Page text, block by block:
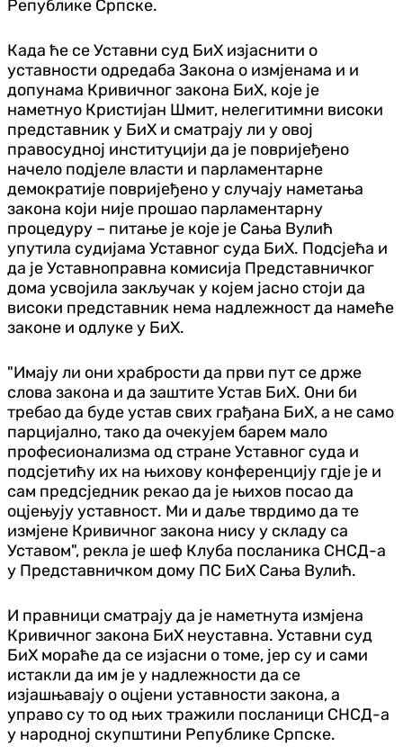
Републике Српске.
Када ће се Уставни суд БиХ изјаснити о
уставности одредаба Закона о измјенама и и
допунама Кривичног закона БиХ, које је
наметнуо Кристијан Шмит, нелегитимни високи
представник у БиХ и сматрају ли у овој
правосудној институцији да је повријеђено
начело подјеле власти и парламентарне
демократије повријеђено у случају наметања
закона који није прошао парламентарну
процедуру – питање је које је Сања Вулић
упутила судијама Уставног суда БиХ. Подсјећа и
да је Уставноправна комисија Представничког
дома усвојила закључак у којем јасно стоји да
високи представник нема надлежност да намеће
законе и одлуке у БиХ.
"Имају ли они храбрости да први пут се држе
слова закона и да заштите Устав БиХ. Они би
требао да буде устав свих грађана БиХ, а не само
парцијално, тако да очекујем барем мало
професионализма од стране Уставног суда и
подсјетићу их на њихову конференцију гдје је и
сам предсједник рекао да је њихов посао да
оцјењују уставност. Ми и даље тврдимо да те
измјене Кривичног закона нису у складу са
Уставом", рекла је шеф Клуба посланика СНСД-а
у Представничком дому ПС БиХ Сања Вулић.
И правници сматрају да је наметнута измјена
Кривичног закона БиХ неуставна. Уставни суд
БиХ мораће да се изјасни о томе, јер су и сами
истакли да им је у надлежности да се
изјашњавају о оцјени уставности закона, а
управо су то од њих тражили посланици СНСД-а
у народној скупштини Републике Српске.